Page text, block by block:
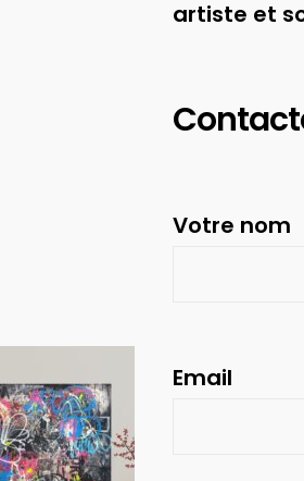
artiste et
Votre nom
Email